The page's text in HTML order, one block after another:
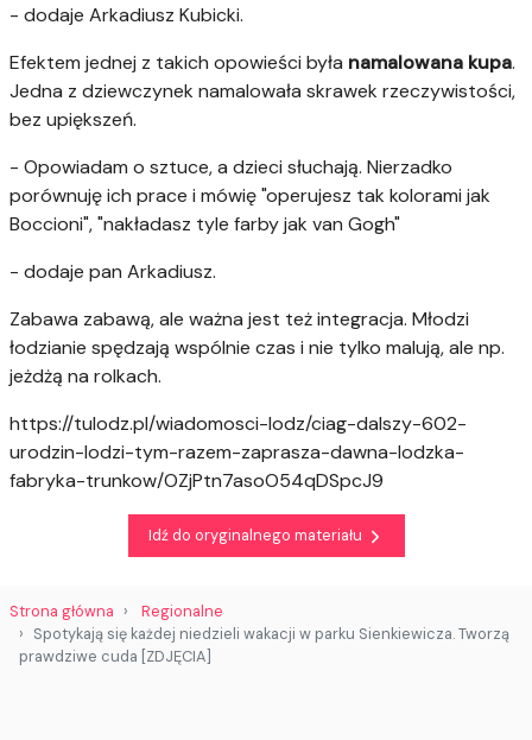
- dodaje Arkadiusz Kubicki.
Efektem jednej z takich opowieści była namalowana kupa.
Jedna z dziewczynek namalowała skrawek rzeczywistości,
bez upiększeń.
- Opowiadam o sztuce, a dzieci słuchają. Nierzadko
porównuję ich prace i mówię "operujesz tak kolorami jak
Boccioni", "nakładasz tyle farby jak van Gogh"
- dodaje pan Arkadiusz.
Zabawa zabawą, ale ważna jest też integracja. Młodzi
łodzianie spędzają wspólnie czas i nie tylko malują, ale np.
jeżdżą na rolkach.
https://tulodz.pl/wiadomosci-lodz/ciag-dalszy-602-
urodzin-lodzi-tym-razem-zaprasza-dawna-lodzka-
fabryka-trunkow/OZjPtn7asoO54qDSpcJ9
Idź do oryginalnego materiału
Strona główna
Regionalne
Spotykają się każdej niedzieli wakacji w parku Sienkiewicza. Tworzą
prawdziwe cuda [ZDJĘCIA]